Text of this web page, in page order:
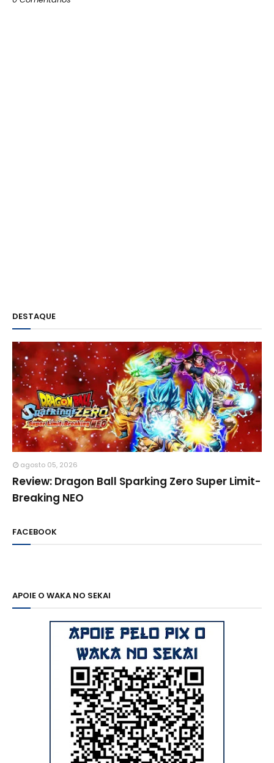
DESTAQUE
agosto 05, 2026
Review: Dragon Ball Sparking Zero Super Limit-
Breaking NEO
FACEBOOK
APOIE O WAKA NO SEKAI